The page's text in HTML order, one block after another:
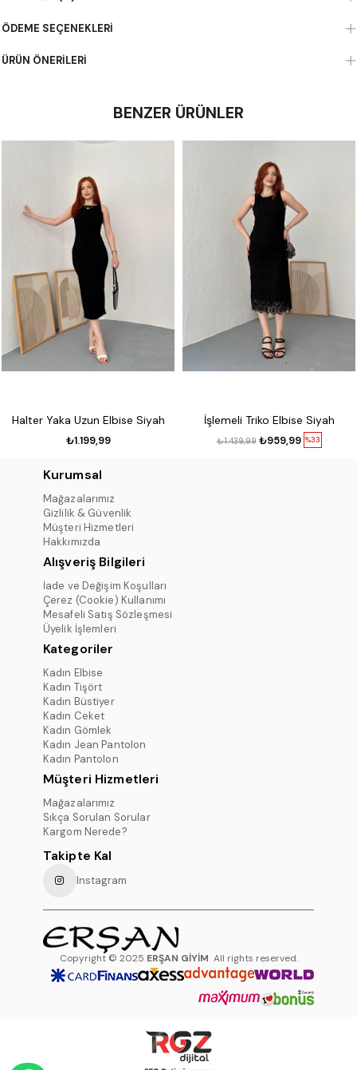
ÖDEME SEÇENEKLERI
ÜRÜN ÖNERILERI
BENZER ÜRÜNLER
Halter Yaka Uzun Elbise Siyah
₺1.199,99
İşlemeli Triko Elbise Siyah
%33
₺959,99
₺1.439,99
Kurumsal
Mağazalarımız
Gizlilik & Güvenlik
Müşteri Hizmetleri
Hakkımızda
Alışveriş Bilgileri
İade ve Değişim Koşulları
Çerez (Cookie) Kullanımı
Mesafeli Satış Sözleşmesi
Üyelik İşlemleri
Kategoriler
Kadın Elbise
Kadın Tişört
Kadın Büstiyer
Kadın Ceket
Kadın Gömlek
Kadın Jean Pantolon
Kadın Pantolon
Müşteri Hizmetleri
Mağazalarımız
Sıkça Sorulan Sorular
Kargom Nerede?
Takipte Kal
Instagram
Copyright © 2025 ERŞAN GİYİM All rights reserved.